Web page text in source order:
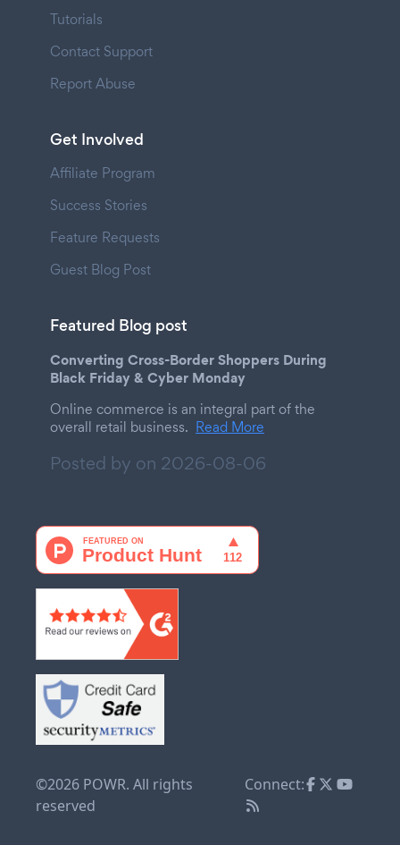
Tutorials
Contact Support
Report Abuse
Get Involved
Affiliate Program
Success Stories
Feature Requests
Guest Blog Post
Featured Blog post
Converting Cross-Border Shoppers During
Black Friday & Cyber Monday
Online commerce is an integral part of the
overall retail business. Read More
Posted by on 2026-08-06
©2026 POWR. All rights
reserved
Connect: